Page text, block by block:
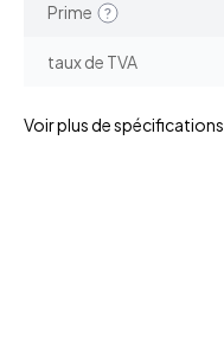
Prime
taux de TVA
Voir plus de spécifications